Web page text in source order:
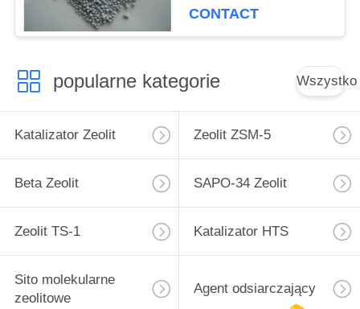
CONTACT
popularne kategorie Wszystko
Katalizator Zeolit Zeolit ​​ZSM-5
Beta Zeolit SAPO-34 Zeolit
Zeolit ​​TS-1 Katalizator HTS
Sito molekularne
zeolitowe
Agent odsiarczający